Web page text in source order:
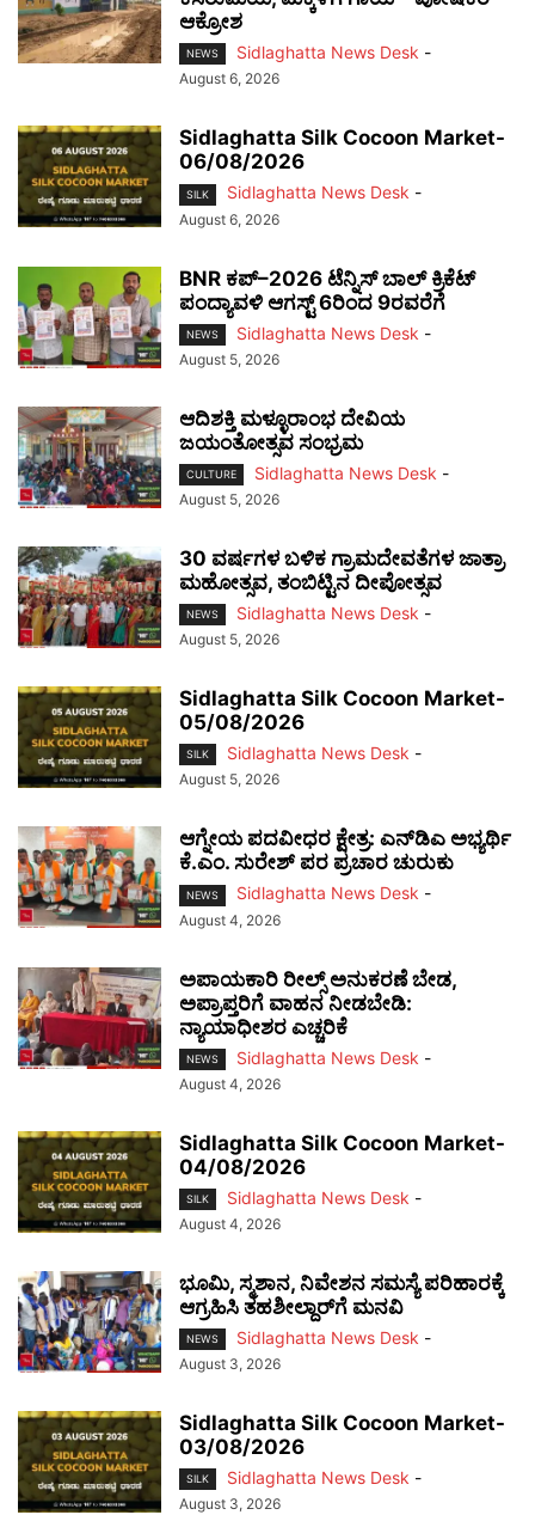
ಆಕ್ರೋಶ
NEWS Sidlaghatta News Desk -
August 6, 2026
Sidlaghatta Silk Cocoon Market-
06/08/2026
SILK Sidlaghatta News Desk -
August 6, 2026
BNR ಕಪ್–2026 ಟೆನ್ನಿಸ್ ಬಾಲ್ ಕ್ರಿಕೆಟ್
ಪಂದ್ಯಾವಳಿ ಆಗಸ್ಟ್ 6ರಿಂದ 9ರವರೆಗೆ
NEWS Sidlaghatta News Desk -
August 5, 2026
ಆದಿಶಕ್ತಿ ಮಳ್ಳೂರಾಂಭ ದೇವಿಯ
ಜಯಂತೋತ್ಸವ ಸಂಭ್ರಮ
CULTURE Sidlaghatta News Desk -
August 5, 2026
30 ವರ್ಷಗಳ ಬಳಿಕ ಗ್ರಾಮದೇವತೆಗಳ ಜಾತ್ರಾ
ಮಹೋತ್ಸವ, ತಂಬಿಟ್ಟಿನ ದೀಪೋತ್ಸವ
NEWS Sidlaghatta News Desk -
August 5, 2026
Sidlaghatta Silk Cocoon Market-
05/08/2026
SILK Sidlaghatta News Desk -
August 5, 2026
ಆಗ್ನೇಯ ಪದವೀಧರ ಕ್ಷೇತ್ರ: ಎನ್‌ಡಿಎ ಅಭ್ಯರ್ಥಿ
ಕೆ.ಎಂ. ಸುರೇಶ್ ಪರ ಪ್ರಚಾರ ಚುರುಕು
NEWS Sidlaghatta News Desk -
August 4, 2026
ಅಪಾಯಕಾರಿ ರೀಲ್ಸ್ ಅನುಕರಣೆ ಬೇಡ,
ಅಪ್ರಾಪ್ತರಿಗೆ ವಾಹನ ನೀಡಬೇಡಿ:
ನ್ಯಾಯಾಧೀಶರ ಎಚ್ಚರಿಕೆ
NEWS Sidlaghatta News Desk -
August 4, 2026
Sidlaghatta Silk Cocoon Market-
04/08/2026
SILK Sidlaghatta News Desk -
August 4, 2026
ಭೂಮಿ, ಸ್ಮಶಾನ, ನಿವೇಶನ ಸಮಸ್ಯೆ ಪರಿಹಾರಕ್ಕೆ
ಆಗ್ರಹಿಸಿ ತಹಶೀಲ್ದಾರ್‌ಗೆ ಮನವಿ
NEWS Sidlaghatta News Desk -
August 3, 2026
Sidlaghatta Silk Cocoon Market-
03/08/2026
SILK Sidlaghatta News Desk -
August 3, 2026